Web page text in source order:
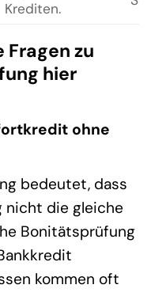
Krediten.
Fragen zu
hier
ohne
bedeutet, dass
nicht die gleiche
Bonitätsprüfung
kommen oft